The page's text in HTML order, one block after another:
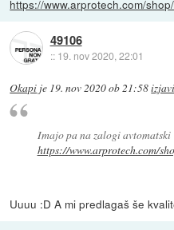
https://www.arprotech.com/
49106
:: 19. nov 2020, 22:01
Okapi je 19. nov 2020 ob 21:58
Imajo pa na zalogi avtomatski
https://www.arprotech.com/
Uuuu :D A mi predlagaš še